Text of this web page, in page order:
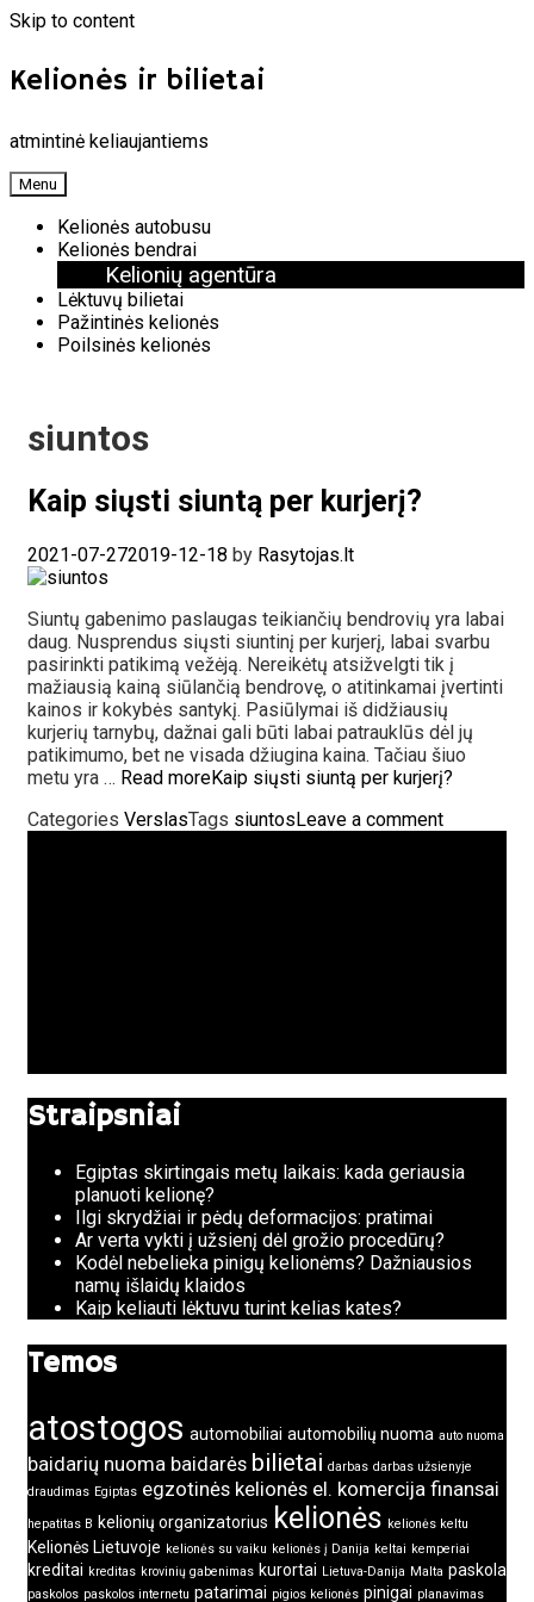
Skip to content
Kelionės ir bilietai
atmintinė keliaujantiems
Menu
Kelionės autobusu
Kelionės bendrai
Kelionių agentūra
Lėktuvų bilietai
Pažintinės kelionės
Poilsinės kelionės
siuntos
Kaip siųsti siuntą per kurjerį?
2021-07-272019-12-18 by Rasytojas.lt
Siuntų gabenimo paslaugas teikiančių bendrovių yra labai
daug. Nusprendus siųsti siuntinį per kurjerį, labai svarbu
pasirinkti patikimą vežėją. Nereikėtų atsižvelgti tik į
mažiausią kainą siūlančią bendrovę, o atitinkamai įvertinti
kainos ir kokybės santykį. Pasiūlymai iš didžiausių
kurjerių tarnybų, dažnai gali būti labai patrauklūs dėl jų
patikimumo, bet ne visada džiugina kaina. Tačiau šiuo
metu yra … Read moreKaip siųsti siuntą per kurjerį?
Categories VerslasTags siuntosLeave a comment
Straipsniai
Egiptas skirtingais metų laikais: kada geriausia
planuoti kelionę?
Ilgi skrydžiai ir pėdų deformacijos: pratimai
Ar verta vykti į užsienį dėl grožio procedūrų?
Kodėl nebelieka pinigų kelionėms? Dažniausios
namų išlaidų klaidos
Kaip keliauti lėktuvu turint kelias kates?
Temos
atostogos automobiliai automobilių nuoma auto nuoma
baidarių nuoma baidarės bilietai darbas darbas užsienyje
draudimas Egiptas egzotinės kelionės el. komercija finansai
hepatitas B kelionių organizatorius kelionės kelionės keltu
Kelionės Lietuvoje kelionės su vaiku kelionės į Danija keltai kemperiai
kreditai kreditas krovinių gabenimas kurortai Lietuva-Danija Malta paskola
paskolos paskolos internetu patarimai pigios kelionės pinigai planavimas